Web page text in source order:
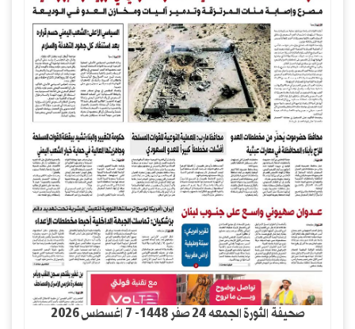
صحيفة الثورة الجمعه 24 صفر 1448- 7 اغسطس 2026